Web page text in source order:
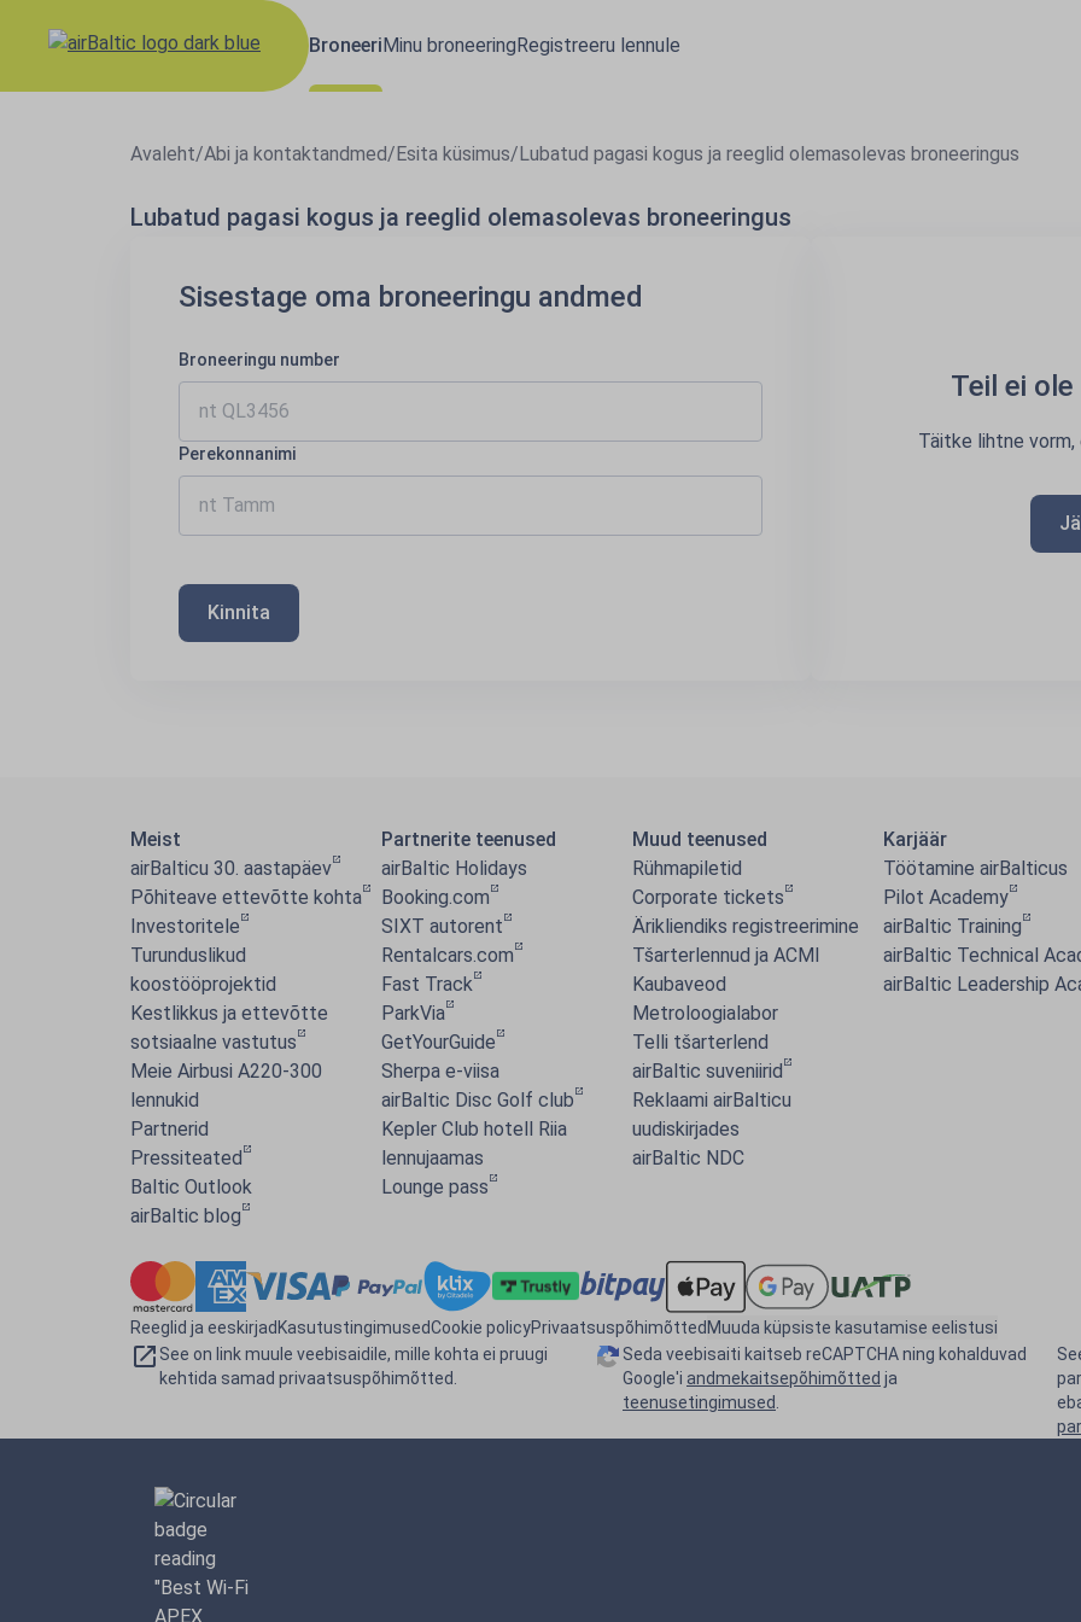
BroneeriMinu broneeringRegistreeru lennule
Avaleht/Abi ja kontaktandmed/Esita küsimus/Lubatud pagasi kogus ja reeglid olemasolevas broneeringus
Lubatud pagasi kogus ja reeglid olemasolevas broneeringus
Sisestage oma broneeringu andmed
Broneeringu number
Perekonnanimi
Kinnita
Teil ei
Täitke lihtne
Meist
airBalticu 30. aastapäev
Põhiteave ettevõtte kohta
Investoritele
Turunduslikud
koostööprojektid
Kestlikkus ja ettevõtte
sotsiaalne vastutus
Meie Airbusi A220-300
lennukid
Partnerid
Pressiteated
Baltic Outlook
airBaltic blog
Partnerite teenused
airBaltic Holidays
Booking.com
SIXT autorent
Rentalcars.com
Fast Track
ParkVia
GetYourGuide
Sherpa e-viisa
airBaltic Disc Golf club
Kepler Club hotell Riia
lennujaamas
Lounge pass
Muud teenused
Rühmapiletid
Corporate tickets
Ärikliendiks registreerimine
Tšarterlennud ja ACMI
Kaubaveod
Metroloogialabor
Telli tšarterlend
airBaltic suveniirid
Reklaami airBalticu
uudiskirjades
airBaltic NDC
Karjäär
Töötamine airBalticus
Pilot Academy
airBaltic Training
airBaltic Technical
airBaltic Leadership
Reeglid ja eeskirjadKasutustingimusedCookie policyPrivaatsuspõhimõttedMuuda küpsiste kasutamise eelistusi
See on link muule veebisaidile, mille kohta ei pruugi
kehtida samad privaatsuspõhimõtted.
Seda veebisaiti kaitseb reCAPTCHA ning kohalduvad
Google'i andmekaitsepõhimõtted ja
teenusetingimused